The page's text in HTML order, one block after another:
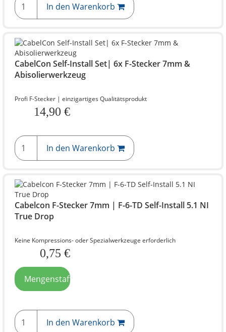
In den Warenkorb
CabelCon Self-Install Set| 6x F-Stecker 7mm &
Abisolierwerkzeug
Profi F-Stecker | einzigartiges Qualitätsprodukt
14,90 €
In den Warenkorb
Cabelcon F-Stecker 7mm | F-6-TD Self-Install 5.1 NI
True Drop
Keine Kompressions- oder Spezialwerkzeuge erforderlich
0,75 €
Mengenstaffelpreise
In den Warenkorb